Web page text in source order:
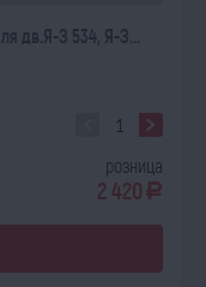
дв.Я-З 534, Я-З...
розница
2 420 a